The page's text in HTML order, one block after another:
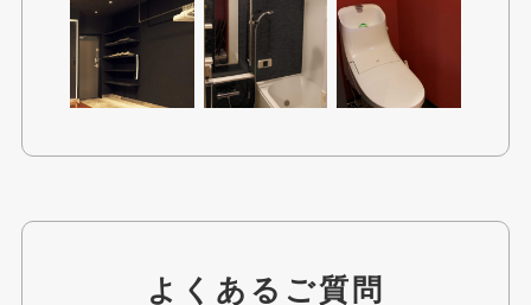
よくあるご質問